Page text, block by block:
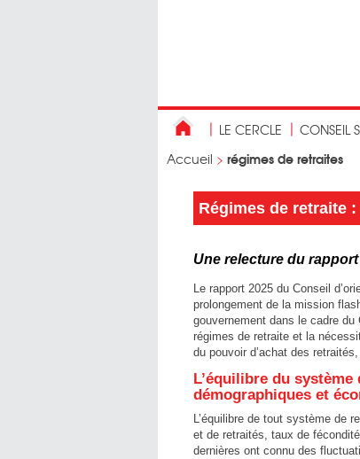
LE CERCLE CONSEIL
Accueil > régimes de retraites
Régimes de retraite
Une relecture du
Le rapport 2025 du Conseil
prolongement de la mission
gouvernement dans le cadre
régimes de retraite et la
du pouvoir d’achat des
L’équilibre du
démographiques et
L’équilibre de tout système de
et de retraités, taux de
dernières ont connu des